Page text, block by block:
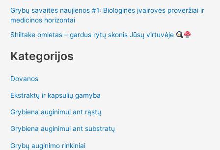
Grybų savaitės naujienos #1: Biologinės įvairovės proveržiai ir
medicinos horizontai
Shiitake omletas – gardus rytų skonis Jūsų virtuvėje
Kategorijos
Dovanos
Ekstraktų ir kapsulių gamyba
Grybiena auginimui ant rąstų
Grybiena auginimui ant substratų
Grybų auginimo rinkiniai